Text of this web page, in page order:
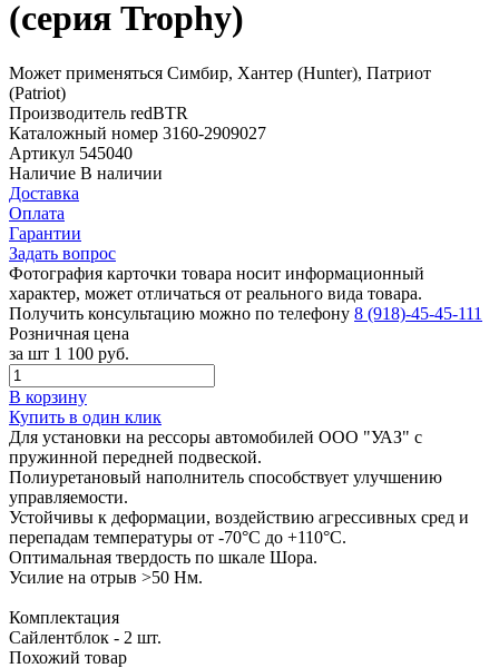
(серия Trophy)
Может применяться Симбир, Хантер (Hunter), Патриот
(Patriot)
Производитель redBTR
Каталожный номер 3160-2909027
Артикул 545040
Наличие В наличии
Доставка
Оплата
Гарантии
Задать вопрос
Фотография карточки товара носит информационный
характер, может отличаться от реального вида товара.
Получить консультацию можно по телефону 8 (918)-45-45-111
Розничная цена
за шт 1 100 руб.
В корзину
Купить в один клик
Для установки на рессоры автомобилей ООО "УАЗ" с
пружинной передней подвеской.
Полиуретановый наполнитель способствует улучшению
управляемости.
Устойчивы к деформации, воздействию агрессивных сред и
перепадам температуры от -70°C до +110°C.
Оптимальная твердость по шкале Шора.
Усилие на отрыв >50 Нм.
Комплектация
Сайлентблок - 2 шт.
Похожий товар